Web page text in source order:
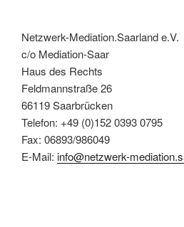
Netzwerk-Mediation.Saarland e.V.
c/o Mediation-Saar
Haus des Rechts
Feldmannstraße 26
66119 Saarbrücken
Telefon: +49 (0)152 0393 0795
Fax: 06893/986049
E-Mail: info@netzwerk-